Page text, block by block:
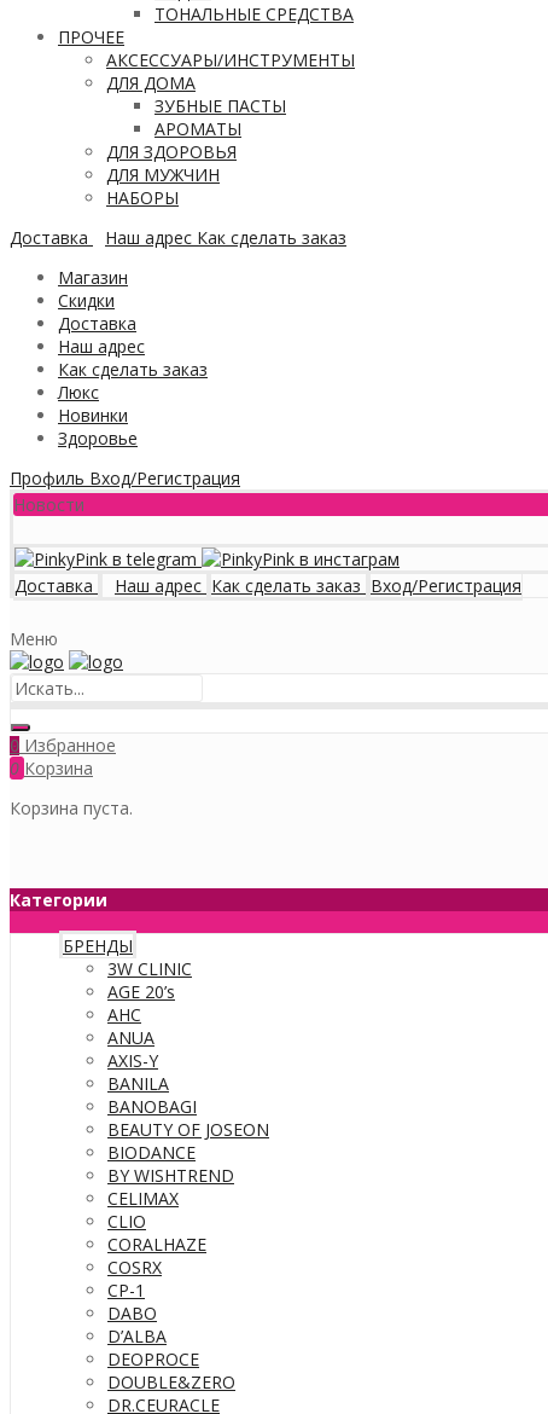
ТОНАЛЬНЫЕ СРЕДСТВА
ПРОЧЕЕ
АКСЕССУАРЫ/ИНСТРУМЕНТЫ
ДЛЯ ДОМА
ЗУБНЫЕ ПАСТЫ
АРОМАТЫ
ДЛЯ ЗДОРОВЬЯ
ДЛЯ МУЖЧИН
НАБОРЫ
Доставка
Наш адрес Как сделать заказ
Магазин
Скидки
Доставка
Наш адрес
Как сделать заказ
Люкс
Новинки
Здоровье
Профиль Вход/Регистрация
Новости
Доставка Наш адрес Как сделать заказ Вход/Регистрация
Меню
0 Избранное
0 Корзина
Корзина пуста.
Категории
БРЕНДЫ
3W CLINIC
AGE 20’s
AHC
ANUA
AXIS-Y
BANILA
BANOBAGI
BEAUTY OF JOSEON
BIODANCE
BY WISHTREND
CELIMAX
CLIO
CORALHAZE
COSRX
CP-1
DABO
D’ALBA
DEOPROCE
DOUBLE&ZERO
DR.CEURACLE